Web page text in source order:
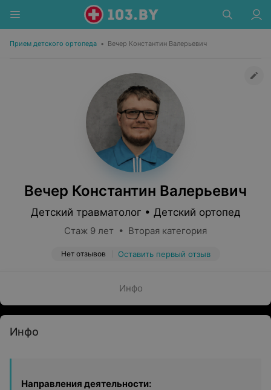
Прием детского ортопеда • Вечер Константин Валерьевич
Вечер Константин Валерьевич
Детский травматолог • Детский ортопед
Стаж 9 лет • Вторая категория
Нет отзывов Оставить первый отзыв
Инфо
Инфо
Направления деятельности: